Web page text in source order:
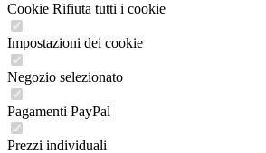
Cookie Rifiuta tutti i cookie
Impostazioni dei cookie
Negozio selezionato
Pagamenti PayPal
Prezzi individuali